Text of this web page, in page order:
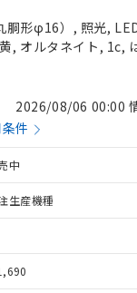
胴形φ16）, 照光,
, オルタネイト, 1c,
2026/08/06 00:00
件
中
生産機種